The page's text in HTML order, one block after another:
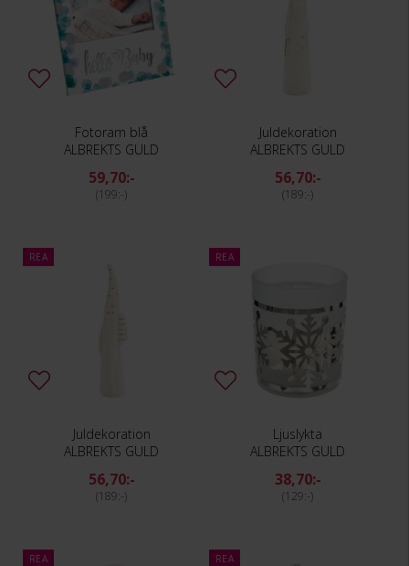
Fotoram blå
ALBREKTS GULD
59,70:-
199:-
Juldekoration
ALBREKTS GULD
56,70:-
189:-
REA
Juldekoration
ALBREKTS GULD
56,70:-
189:-
REA
Ljuslykta
ALBREKTS GULD
38,70:-
129:-
REA REA